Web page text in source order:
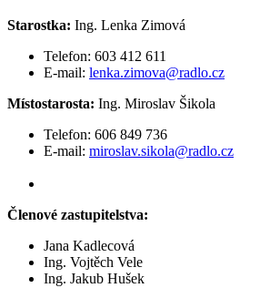
Starostka: Ing. Lenka Zimová
Telefon: 603 412 611
E-mail: lenka.zimova@radlo.cz
Místostarosta: Ing. Miroslav Šikola
Telefon: 606 849 736
E-mail: miroslav.sikola@radlo.cz
Členové zastupitelstva:
Jana Kadlecová
Ing. Vojtěch Vele
Ing. Jakub Hušek